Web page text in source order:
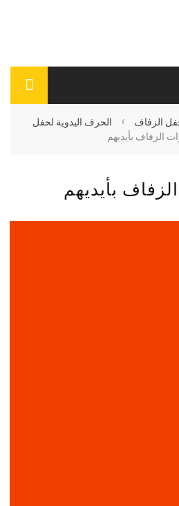
الزفاف ›
الحرف اليدوية لحفل
الزفاف بأيديهم
بأيديهم